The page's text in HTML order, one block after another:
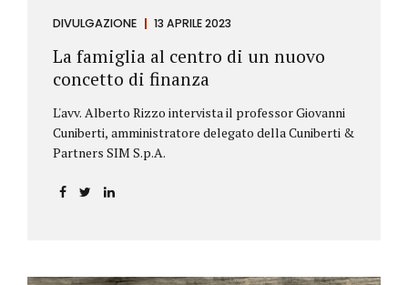
DIVULGAZIONE 13 APRILE 2023
La famiglia al centro di un nuovo
concetto di finanza
L'avv. Alberto Rizzo intervista il professor Giovanni
Cuniberti, amministratore delegato della Cuniberti &
Partners SIM S.p.A.